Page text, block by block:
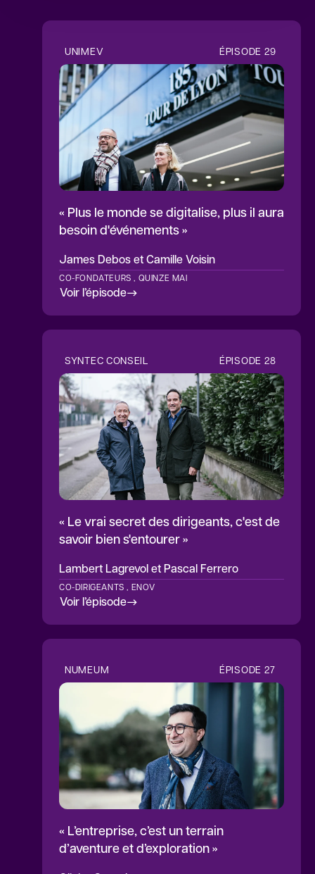
UNIMEV ÉPISODE 29
« Plus le monde se digitalise, plus il aura
besoin d'événements »
James Deboset Camille Voisin
CO-FONDATEURS , QUINZE MAI
Voir l’épisode
SYNTEC CONSEIL ÉPISODE 28
« Le vrai secret des dirigeants, c'est de
savoir bien s'entourer »
Lambert Lagrevolet Pascal Ferrero
CO-DIRIGEANTS , ENOV
Voir l’épisode
NUMEUM ÉPISODE 27
« L’entreprise, c’est un terrain
d’aventure et d’exploration »